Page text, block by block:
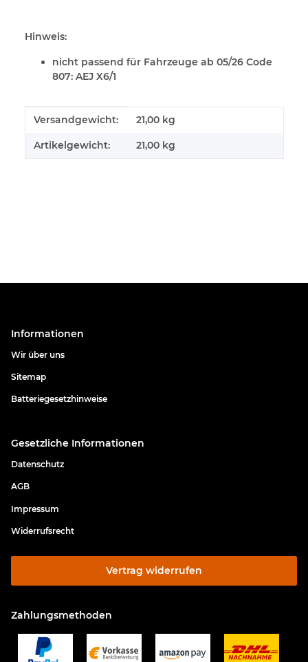
Hinweis:
nicht passend für Fahrzeuge ab 05/26 Code
807: AEJ X6/1
Produkteigenschaft
Wert
Versandgewicht: 21,00 kg
Artikelgewicht: 21,00 kg
Informationen
Wir über uns
Sitemap
Batteriegesetzhinweise
Gesetzliche Informationen
Datenschutz
AGB
Impressum
Widerrufsrecht
Vertrag widerrufen
Zahlungsmethoden